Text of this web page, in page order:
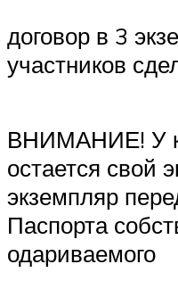
договор в 3
участников
ВНИМАНИЕ! У
остается свой
экземпляр
Паспорта
одариваемого